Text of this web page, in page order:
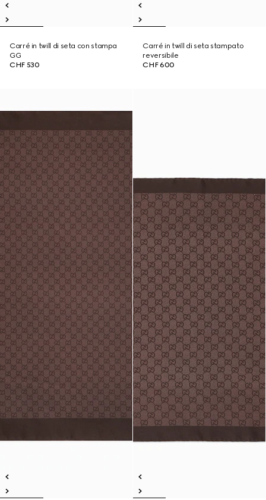
Carré in twill di seta con stampa
GG
CHF 530
Carré in twill di seta stampato
reversibile
CHF 600